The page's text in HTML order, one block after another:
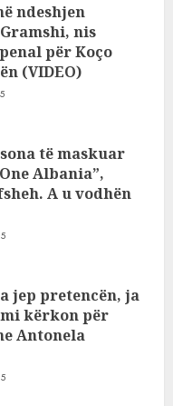
ndeshjen
nis
për Koço
(VIDEO)
të maskuar
Albania”,
A u vodhën
jep pretencën, ja
kërkon për
Antonela